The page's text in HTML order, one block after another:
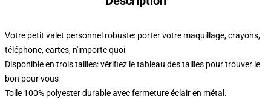
Votre petit valet personnel robuste: porter votre maquillage, crayons,
téléphone, cartes, n'importe quoi
Disponible en trois tailles: vérifiez le tableau des tailles pour trouver le
bon pour vous
Toile 100% polyester durable avec fermeture éclair en métal.